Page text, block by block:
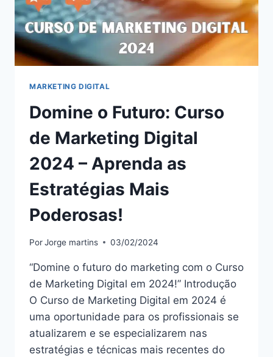
PÚBLICO
EM
2024!
MARKETING DIGITAL
Domine o Futuro: Curso
de Marketing Digital
2024 – Aprenda as
Estratégias Mais
Poderosas!
PorJorge martins 03/02/2024
“Domine o futuro do marketing com o Curso
de Marketing Digital em 2024!” Introdução
O Curso de Marketing Digital em 2024 é
uma oportunidade para os profissionais se
atualizarem e se especializarem nas
estratégias e técnicas mais recentes do